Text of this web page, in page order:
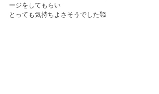
ージをしてもらい
とっても気持ちよさそうでした🥰